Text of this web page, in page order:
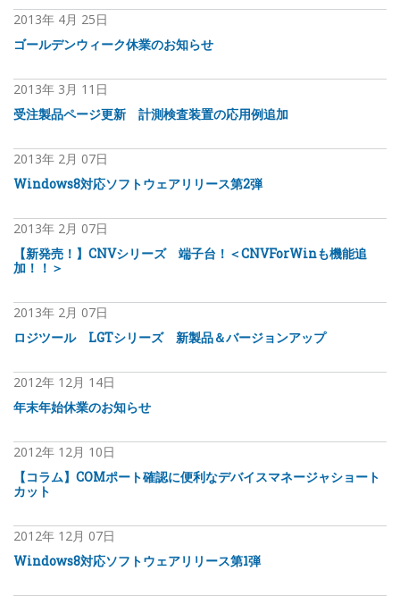
2013年 4月 25日
ゴールデンウィーク休業のお知らせ
2013年 3月 11日
受注製品ページ更新 計測検査装置の応用例追加
2013年 2月 07日
Windows8対応ソフトウェアリリース第2弾
2013年 2月 07日
【新発売！】CNVシリーズ 端子台！＜CNVForWinも機能追
加！！＞
2013年 2月 07日
ロジツール LGTシリーズ 新製品＆バージョンアップ
2012年 12月 14日
年末年始休業のお知らせ
2012年 12月 10日
【コラム】COMポート確認に便利なデバイスマネージャショート
カット
2012年 12月 07日
Windows8対応ソフトウェアリリース第1弾